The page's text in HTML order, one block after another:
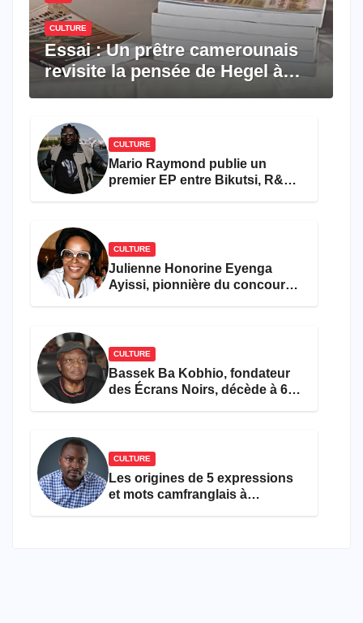
CULTURE
Essai : Un prêtre camerounais
revisite la pensée de Hegel à
CULTURE
Mario Raymond publie un
premier EP entre Bikutsi, R&B
CULTURE
Julienne Honorine Eyenga
Ayissi, pionnière du concours
CULTURE
Bassek Ba Kobhio, fondateur
des Écrans Noirs, décède à 69
CULTURE
Les origines de 5 expressions
et mots camfranglais à